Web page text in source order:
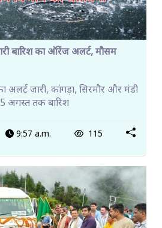
बारिश का ऑरेंज अलर्ट, मौसम
अलर्ट जारी, कांगड़ा, सिरमौर और मंडी
अगस्त तक बारिश
9:57 a.m. 115